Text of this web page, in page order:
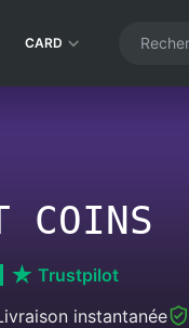
CARD
COINS
Trustpilot
instantanée